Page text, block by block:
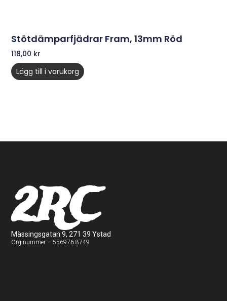
Stötdämparfjädrar Fram, 13mm Röd
118,00 kr
Lägg till i varukorg
2RC
Mässingsgatan 9, 271 39 Ystad
Org-nummer – 556976-8749